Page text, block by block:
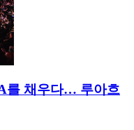
를 채우다… 루아흐